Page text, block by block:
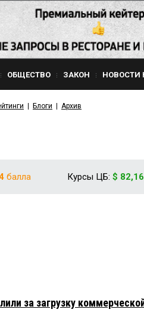
ОБЩЕСТВО ЗАКОН НОВОСТИ
Блоги Архив
балла Курсы ЦБ: $
за загрузку